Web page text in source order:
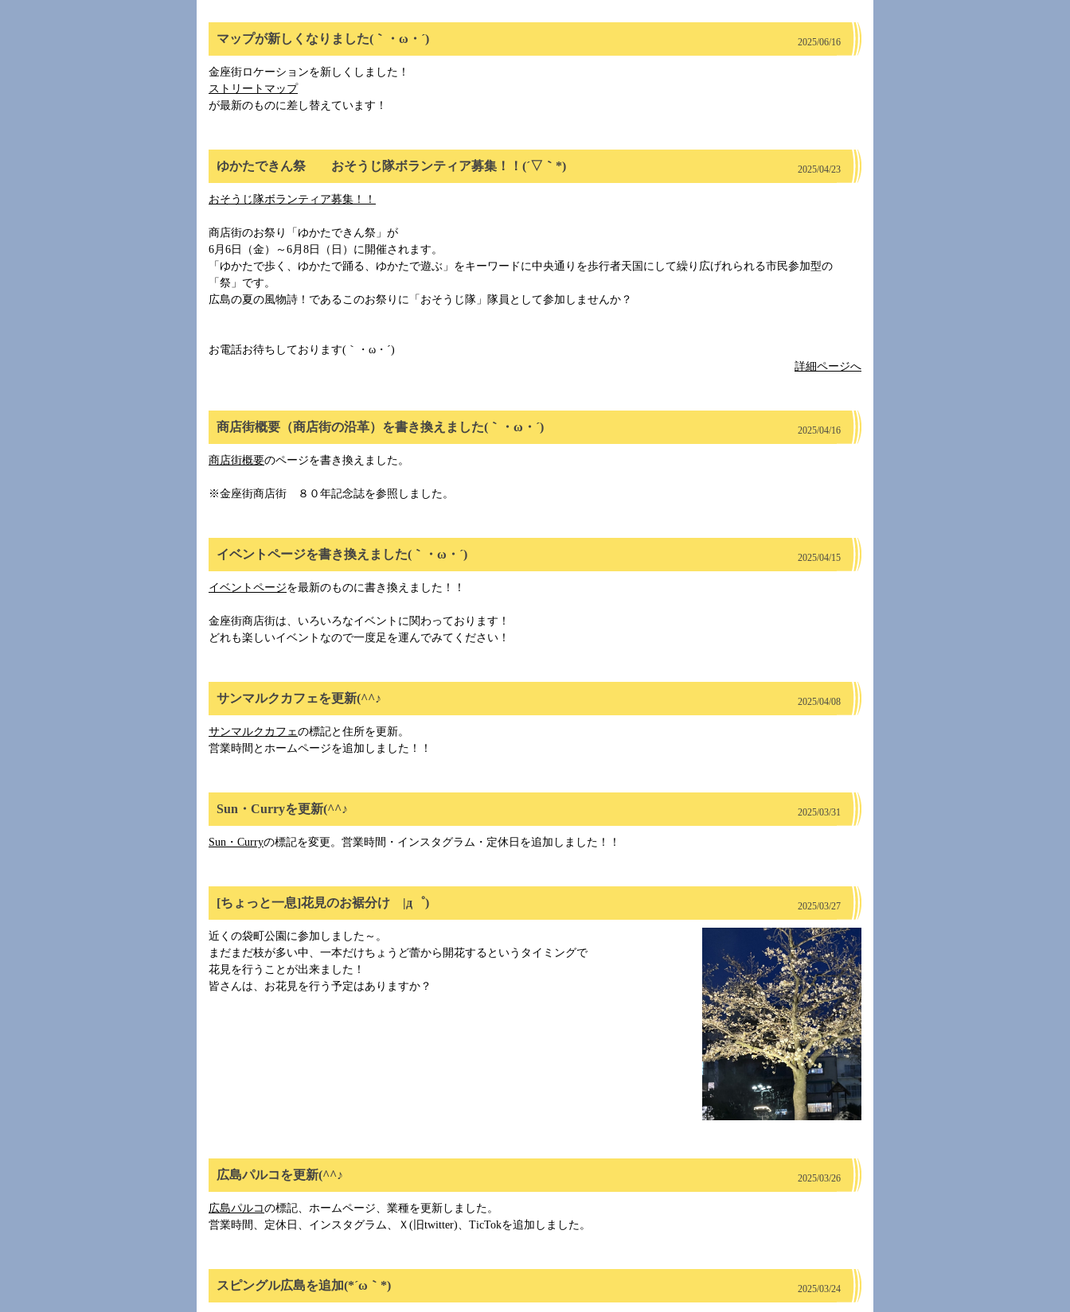
2025/06/16
マップが新しくなりました(｀・ω・´)ゞ
金座街ロケーションを新しくしました！
ストリートマップ
が最新のものに差し替えています！
2025/04/23
ゆかたできん祭 おそうじ隊ボランティア募集！！(´▽｀*)
おそうじ隊ボランティア募集！！
商店街のお祭り「ゆかたできん祭」が
6月6日（金）～6月8日（日）に開催されます。
「ゆかたで歩く、ゆかたで踊る、ゆかたで遊ぶ」をキーワードに中央通りを歩行者天国にして繰り広げれられる市民参加型の
「祭」です。
広島の夏の風物詩！であるこのお祭りに「おそうじ隊」隊員として参加しませんか？
お電話お待ちしております(｀・ω・´)ゞ
詳細ページへ
2025/04/16
商店街概要（商店街の沿革）を書き換えました(｀・ω・´)ゞ
商店街概要のページを書き換えました。
※金座街商店街 ８０年記念誌を参照しました。
2025/04/15
イベントページを書き換えました(｀・ω・´)ゞ
イベントページを最新のものに書き換えました！！
金座街商店街は、いろいろなイベントに関わっております！
どれも楽しいイベントなので一度足を運んでみてください！
2025/04/08
サンマルクカフェを更新(^^♪
サンマルクカフェの標記と住所を更新。
営業時間とホームページを追加しました！！
2025/03/31
Sun・Curryを更新(^^♪
Sun・Curryの標記を変更。営業時間・インスタグラム・定休日を追加しました！！
2025/03/27
[ちょっと一息]花見のお裾分け |д゜)
近くの袋町公園に参加しました～。
まだまだ枝が多い中、一本だけちょうど蕾から開花するというタイミングで
花見を行うことが出来ました！
皆さんは、お花見を行う予定はありますか？
2025/03/26
広島パルコを更新(^^♪
広島パルコの標記、ホームページ、業種を更新しました。
営業時間、定休日、インスタグラム、Ｘ(旧twitter)、TicTokを追加しました。
2025/03/24
スピングル広島を追加(*´ω｀*)